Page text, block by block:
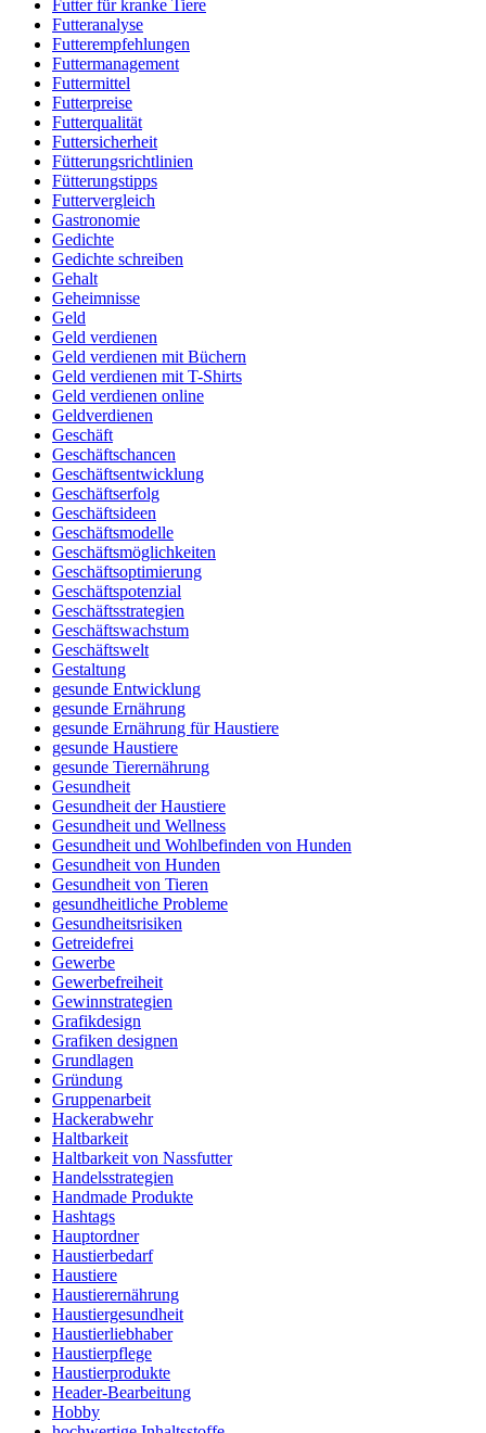
Futter für kranke Tiere
Futteranalyse
Futterempfehlungen
Futtermanagement
Futtermittel
Futterpreise
Futterqualität
Futtersicherheit
Fütterungsrichtlinien
Fütterungstipps
Futtervergleich
Gastronomie
Gedichte
Gedichte schreiben
Gehalt
Geheimnisse
Geld
Geld verdienen
Geld verdienen mit Büchern
Geld verdienen mit T-Shirts
Geld verdienen online
Geldverdienen
Geschäft
Geschäftschancen
Geschäftsentwicklung
Geschäftserfolg
Geschäftsideen
Geschäftsmodelle
Geschäftsmöglichkeiten
Geschäftsoptimierung
Geschäftspotenzial
Geschäftsstrategien
Geschäftswachstum
Geschäftswelt
Gestaltung
gesunde Entwicklung
gesunde Ernährung
gesunde Ernährung für Haustiere
gesunde Haustiere
gesunde Tierernährung
Gesundheit
Gesundheit der Haustiere
Gesundheit und Wellness
Gesundheit und Wohlbefinden von Hunden
Gesundheit von Hunden
Gesundheit von Tieren
gesundheitliche Probleme
Gesundheitsrisiken
Getreidefrei
Gewerbe
Gewerbefreiheit
Gewinnstrategien
Grafikdesign
Grafiken designen
Grundlagen
Gründung
Gruppenarbeit
Hackerabwehr
Haltbarkeit
Haltbarkeit von Nassfutter
Handelsstrategien
Handmade Produkte
Hashtags
Hauptordner
Haustierbedarf
Haustiere
Haustierernährung
Haustiergesundheit
Haustierliebhaber
Haustierpflege
Haustierprodukte
Header-Bearbeitung
Hobby